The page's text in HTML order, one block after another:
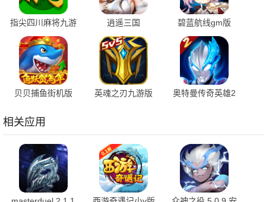
指尖四川麻将九游
版 7.10.604 安卓
版
逍遥三国
3.1.0.00150002 官
方版
碧蓝航线gm版
9.7.10 安卓版
贝贝捕鱼街机版
英魂之刃九游版
奥特曼传奇英雄2
相关应用